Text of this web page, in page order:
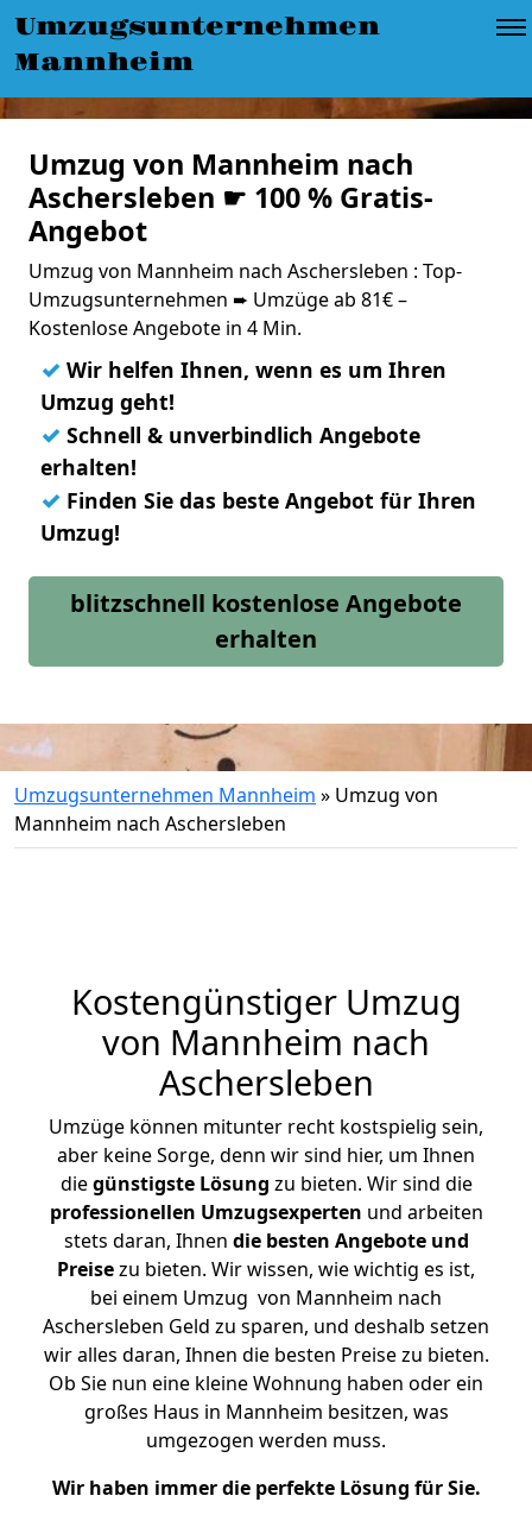
Umzugsunternehmen
Mannheim
Umzug von Mannheim nach
Aschersleben ☛ 100 % Gratis-
Angebot
Umzug von Mannheim nach Aschersleben : Top-
Umzugsunternehmen ➨ Umzüge ab 81€ –
Kostenlose Angebote in 4 Min.
✓ Wir helfen Ihnen, wenn es um Ihren
Umzug geht!
✓ Schnell & unverbindlich Angebote
erhalten!
✓ Finden Sie das beste Angebot für Ihren
Umzug!
blitzschnell kostenlose Angebote
erhalten
Umzugsunternehmen Mannheim » Umzug von
Mannheim nach Aschersleben
Kostengünstiger Umzug
von Mannheim nach
Aschersleben
Umzüge können mitunter recht kostspielig sein,
aber keine Sorge, denn wir sind hier, um Ihnen
diegünstigste Lösung zu bieten. Wir sind die
professionellen Umzugsexperten und arbeiten
stets daran, Ihnen die besten Angebote und
Preisezu bieten. Wir wissen, wie wichtig es ist,
bei einem Umzug von Mannheim nach
Aschersleben Geld zu sparen, und deshalb setzen
wir alles daran, Ihnen die besten Preise zu bieten.
Ob Sie nun eine kleine Wohnung haben oder ein
großes Haus in Mannheim besitzen, was
umgezogen werden muss.
Wir haben immer die perfekte Lösung für Sie.